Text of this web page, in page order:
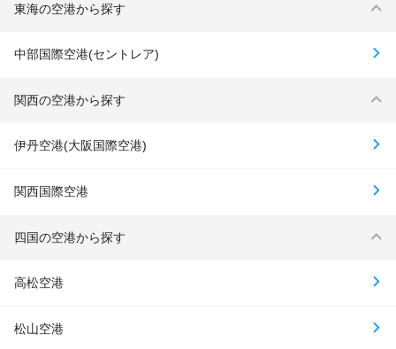
東海の空港から探す
中部国際空港(セントレア)
関西の空港から探す
伊丹空港(大阪国際空港)
関西国際空港
四国の空港から探す
高松空港
松山空港